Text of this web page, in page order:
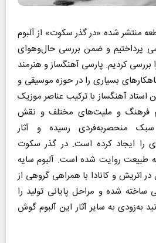
منتشر شده «در گذر سکوت» از آلبوم
پرداختیم و ضمن بررسی حال‌وهوای
کردیم. پارسی آهنگساز و هنرمند
بسیاری را در حوزه موسیقی و
آهنگساز با ترکیب عناصر موزیک
فرهنگ و ملیت‌های مختلف و نقش
منحصربه‌فردی رسیده و آثار
را ایجاد کرده است. در گذر سکوت
طبیعت روایت شده است. آلبوم سایه
و کانادا با همراهی گروهی از
ساخته شده و مراحل پایانی تولید را
به‌زودی به سایر آثار این آلبوم گوش